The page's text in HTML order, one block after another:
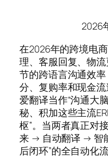
2026
在2026年的跨境电
理、客服回复、物
节的跨语言沟通效
分、复购率和现金
爱翻译当作“沟通大
秘、积加这些主流
枢”。当两者真正对
来 → 自动翻译 → 智
后闭环”的全自动化流